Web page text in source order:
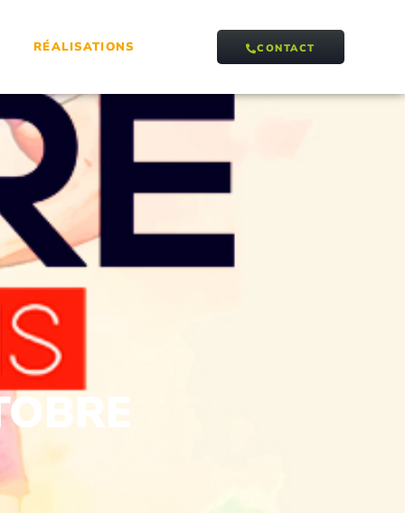
RÉALISATIONS CONTACT